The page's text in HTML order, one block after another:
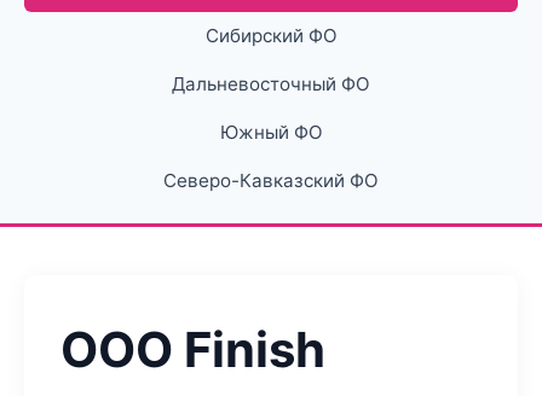
Сибирский ФО
Дальневосточный ФО
Южный ФО
Северо-Кавказский ФО
ООО Finish